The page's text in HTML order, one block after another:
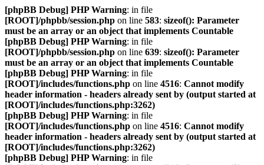
[phpBB Debug] PHP Warning: in file
[ROOT]/phpbb/session.php on line 583: sizeof(): Parameter
must be an array or an object that implements Countable
[phpBB Debug] PHP Warning: in file
[ROOT]/phpbb/session.php on line 639: sizeof(): Parameter
must be an array or an object that implements Countable
[phpBB Debug] PHP Warning: in file
[ROOT]/includes/functions.php on line 4516: Cannot modify
header information - headers already sent by (output started at
[ROOT]/includes/functions.php:3262)
[phpBB Debug] PHP Warning: in file
[ROOT]/includes/functions.php on line 4516: Cannot modify
header information - headers already sent by (output started at
[ROOT]/includes/functions.php:3262)
[phpBB Debug] PHP Warning: in file